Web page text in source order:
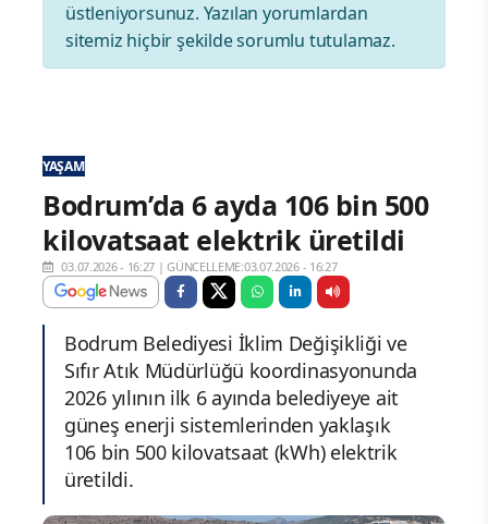
üstleniyorsunuz. Yazılan yorumlardan
sitemiz hiçbir şekilde sorumlu tutulamaz.
YAŞAM
Bodrum’da 6 ayda 106 bin 500
kilovatsaat elektrik üretildi
03.07.2026 - 16:27 |GÜNCELLEME:03.07.2026 - 16:27
Bodrum Belediyesi İklim Değişikliği ve
Sıfır Atık Müdürlüğü koordinasyonunda
2026 yılının ilk 6 ayında belediyeye ait
güneş enerji sistemlerinden yaklaşık
106 bin 500 kilovatsaat (kWh) elektrik
üretildi.